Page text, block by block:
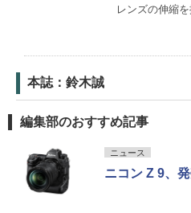
レンズの伸縮
本誌：鈴木誠
編集部のおすすめ記事
ニュース
ニコン Z 9、